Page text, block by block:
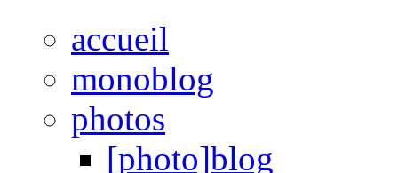
accueil
monoblog
photos
[photo]blog